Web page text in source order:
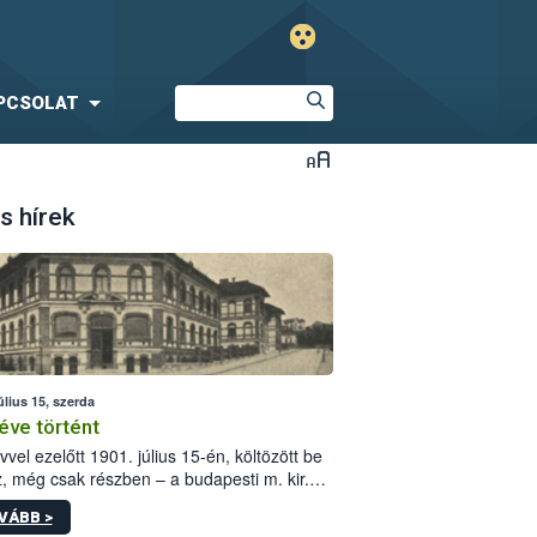
hírek
15, szerda
történt
ezelőtt 1901. július 15-én, költözött be
még csak részben – a budapesti m. kir.
állomás a Kis Rókus utca
alatti, Czigler Győző által tervezett új
>